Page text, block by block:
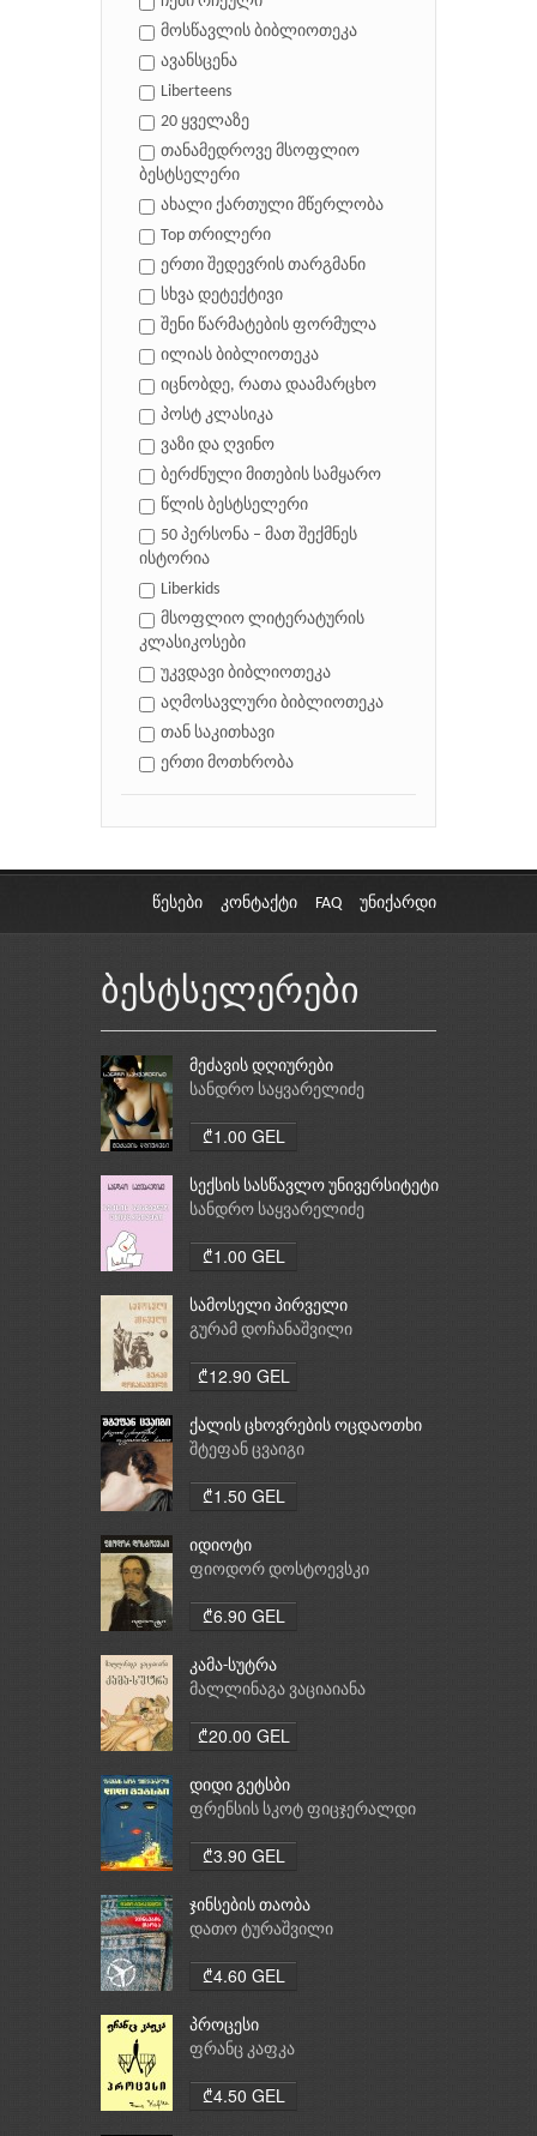
მოსწავლის ბიბლიოთეკა
ავანსცენა
Liberteens
20 ყველაზე
თანამედროვე მსოფლიო
ბესტსელერი
ახალი ქართული მწერლობა
Top თრილერი
ერთი შედევრის თარგმანი
სხვა დეტექტივი
შენი წარმატების ფორმულა
ილიას ბიბლიოთეკა
იცნობდე, რათა დაამარცხო
პოსტ კლასიკა
ვაზი და ღვინო
ბერძნული მითების სამყარო
წლის ბესტსელერი
50 პერსონა – მათ შექმნეს
ისტორია
Liberkids
მსოფლიო ლიტერატურის
კლასიკოსები
უკვდავი ბიბლიოთეკა
აღმოსავლური ბიბლიოთეკა
თან საკითხავი
ერთი მოთხრობა
წესები კონტაქტი FAQ უნიქარდი
ბესტსელერები
მეძავის დღიურები
სანდრო საყვარელიძე
₾1.00 GEL
სექსის სასწავლო უნივერსიტეტი
სანდრო საყვარელიძე
₾1.00 GEL
სამოსელი პირველი
გურამ დოჩანაშვილი
₾12.90 GEL
ქალის ცხოვრების ოცდაოთხი
საათი
შტეფან ცვაიგი
₾1.50 GEL
იდიოტი
ფიოდორ დოსტოევსკი
₾6.90 GEL
კამა-სუტრა
მალლინაგა ვაციაიანა
₾20.00 GEL
დიდი გეტსბი
ფრენსის სკოტ ფიცჯერალდი
₾3.90 GEL
ჯინსების თაობა
დათო ტურაშვილი
₾4.60 GEL
პროცესი
ფრანც კაფკა
₾4.50 GEL